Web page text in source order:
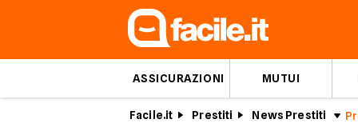
ASSICURAZIONI MUTUI
Facile.it Prestiti News Prestiti